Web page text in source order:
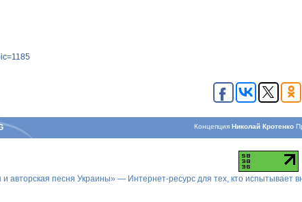
КонцепцияНиколай Кротенко
и авторская песня Украины» — Интернет-ресурс для тех, кто испытывает